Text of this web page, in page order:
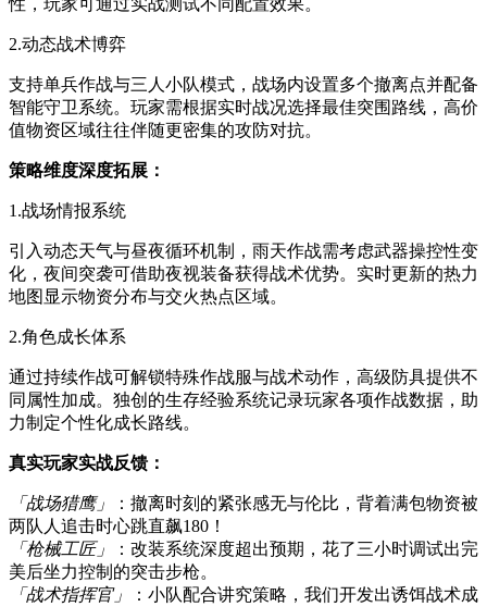
2.动态战术博弈
支持单兵作战与三人小队模式，战场内设置多个撤离点并配备
智能守卫系统。玩家需根据实时战况选择最佳突围路线，高价
值物资区域往往伴随更密集的攻防对抗。
策略维度深度拓展：
1.战场情报系统
引入动态天气与昼夜循环机制，雨天作战需考虑武器操控性变
化，夜间突袭可借助夜视装备获得战术优势。实时更新的热力
地图显示物资分布与交火热点区域。
2.角色成长体系
通过持续作战可解锁特殊作战服与战术动作，高级防具提供不
同属性加成。独创的生存经验系统记录玩家各项作战数据，助
力制定个性化成长路线。
真实玩家实战反馈：
「战场猎鹰」
：撤离时刻的紧张感无与伦比，背着满包物资被
两队人追击时心跳直飙180！
「枪械工匠」
：改装系统深度超出预期，花了三小时调试出完
美后坐力控制的突击步枪。
「战术指挥官」
：小队配合讲究策略，我们开发出诱饵战术成